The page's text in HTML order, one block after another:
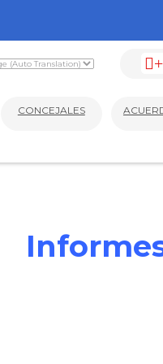
+
CONCEJALES